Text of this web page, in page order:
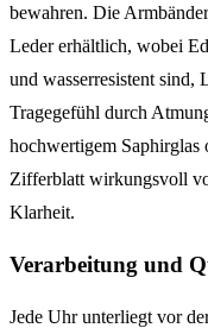
bewahren. Die
Leder erhältlich, wobei
und wasserresistent sind,
Tragegefühl durch
hochwertigem Saphirglas
Zifferblatt wirkungsvoll
Klarheit.
Verarbeitung und
Jede Uhr unterliegt vor